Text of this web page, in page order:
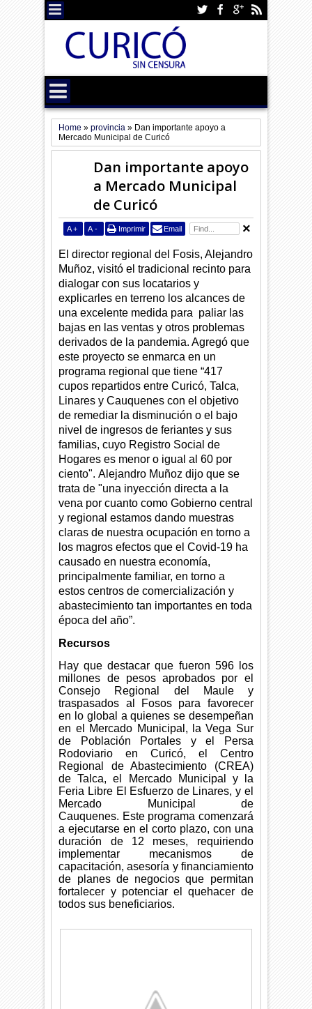
Home »provincia » Dan importante apoyo a
Mercado Municipal de Curicó
Dan importante apoyo
a Mercado Municipal
de Curicó
A + A - Imprimir Email
El director regional del Fosis, Alejandro
Muñoz, visitó el tradicional recinto para
dialogar con sus locatarios y
explicarles en terreno los alcances de
una excelente medida para paliar las
bajas en las ventas y otros problemas
derivados de la pandemia. Agregó que
este proyecto se enmarca en un
programa regional que tiene “417
cupos repartidos entre Curicó, Talca,
Linares y Cauquenes con el objetivo
de remediar la disminución o el bajo
nivel de ingresos de feriantes y sus
familias, cuyo Registro Social de
Hogares es menor o igual al 60 por
ciento".Alejandro Muñoz dijo que se
trata de "una inyección directa a la
vena por cuanto como Gobierno central
y regional estamos dando muestras
claras de nuestra ocupación en torno a
los magros efectos que el Covid-19 ha
causado en nuestra economía,
principalmente familiar, en torno a
estos centros de comercialización y
abastecimiento tan importantes en toda
época del año”.
Recursos
Hay que destacar que fueron 596 los
millones de pesos aprobados por el
Consejo Regional del Maule y
traspasados al Fosos para favorecer
en lo global a quienes se desempeñan
en el Mercado Municipal, la Vega Sur
de Población Portales y el Persa
Rodoviario en Curicó, el Centro
Regional de Abastecimiento (CREA)
de Talca, el Mercado Municipal y la
Feria Libre El Esfuerzo de Linares, y el
Mercado Municipal de
Cauquenes. Este programa comenzará
a ejecutarse en el corto plazo, con una
duración de 12 meses, requiriendo
implementar mecanismos de
capacitación, asesoría y financiamiento
de planes de negocios que permitan
fortalecer y potenciar el quehacer de
todos sus beneficiarios.